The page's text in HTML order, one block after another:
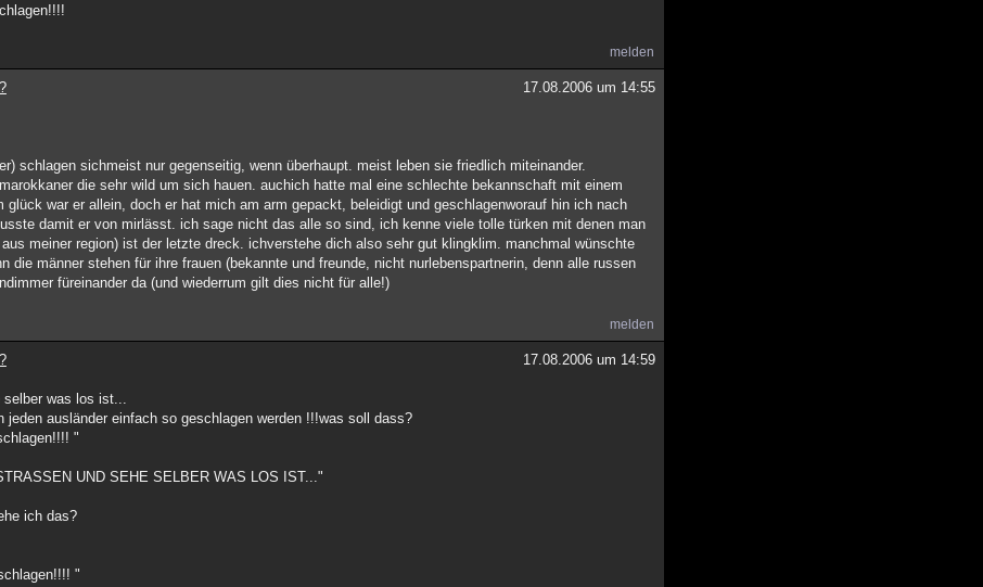
melden
17.08.2006 um 14:55
schlagen sichmeist nur gegenseitig, wenn überhaupt. meist leben sie friedlich miteinander.
die sehr wild um sich hauen. auchich hatte mal eine schlechte bekannschaft mit einem
war er allein, doch er hat mich am arm gepackt, beleidigt und geschlagenworauf hin ich nach
damit er von mirlässt. ich sage nicht das alle so sind, ich kenne viele tolle türken mit denen man
meiner region) ist der letzte dreck. ichverstehe dich also sehr gut klingklim. manchmal wünschte
die männer stehen für ihre frauen (bekannte und freunde, nicht nurlebenspartnerin, denn alle russen
füreinander da (und wiederrum gilt dies nicht für alle!)
melden
17.08.2006 um 14:59
selber was los ist...
ausländer einfach so geschlagen werden !!!was soll dass?
"
UND SEHE SELBER WAS LOS IST..."
ich das?
"